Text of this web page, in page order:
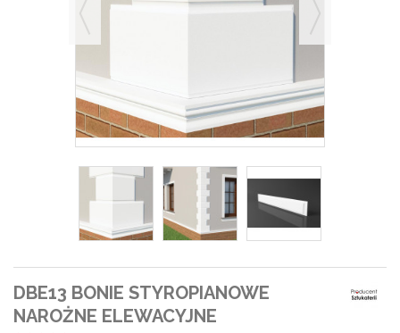
DBE13 BONIE STYROPIANOWE
NAROŻNE ELEWACYJNE